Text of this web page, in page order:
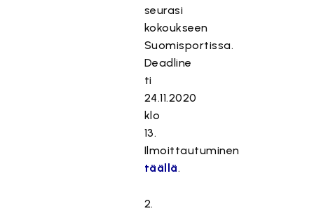
seurasi
kokoukseen
Suomisportissa.
Deadline
ti
24.11.2020
klo
13.
Ilmoittautuminen
täällä.
2.